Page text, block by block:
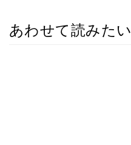
あわせて読みたい